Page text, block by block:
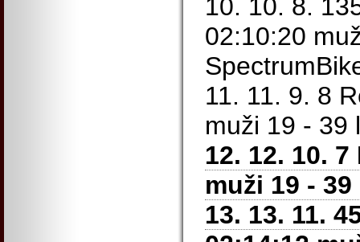
10. 10. 8.
02:10:20
11. 11. 9. 8
muži 19 - 39
12. 12. 10.
muži 19 -
13. 13. 11.